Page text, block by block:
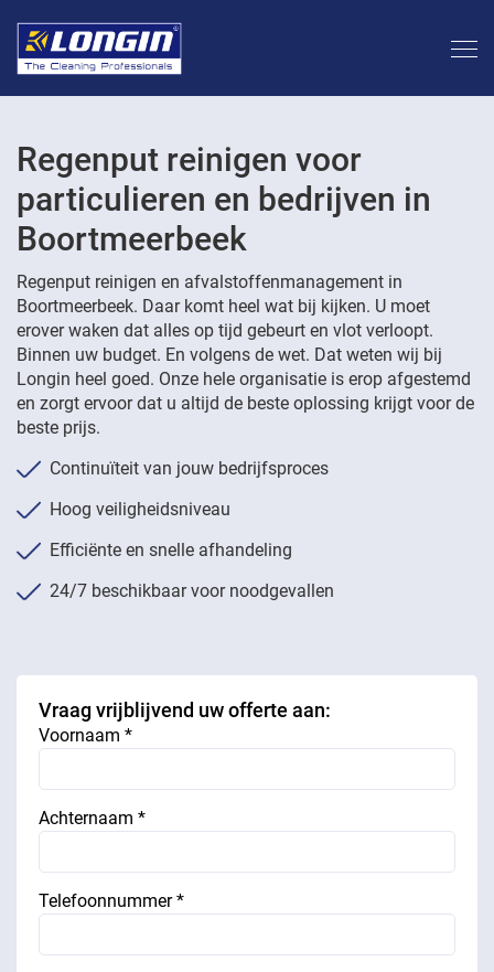
Regenput reinigen voor
particulieren en bedrijven in
Boortmeerbeek
Regenput reinigen en afvalstoffenmanagement in
Boortmeerbeek. Daar komt heel wat bij kijken. U moet
erover waken dat alles op tijd gebeurt en vlot verloopt.
Binnen uw budget. En volgens de wet. Dat weten wij bij
Longin heel goed. Onze hele organisatie is erop afgestemd
en zorgt ervoor dat u altijd de beste oplossing krijgt voor de
beste prijs.
Continuïteit van jouw bedrijfsproces
Hoog veiligheidsniveau
Efficiënte en snelle afhandeling
24/7 beschikbaar voor noodgevallen
Vraag vrijblijvend uw offerte aan:
Voornaam *
Achternaam *
Telefoonnummer *